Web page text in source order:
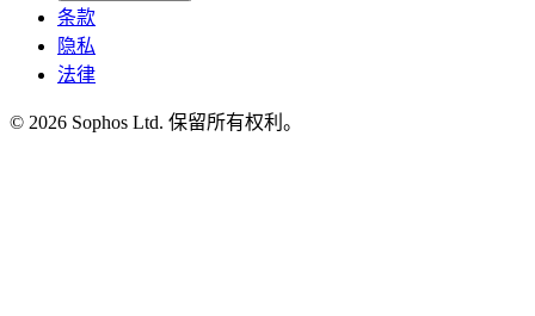
条款
隐私
法律
© 2026 Sophos Ltd. 保留所有权利。